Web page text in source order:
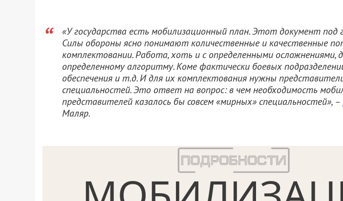
«У государства есть мобилизационный план. Этот документ под
Силы обороны ясно понимают количественные и качественные
комплектовании. Работа, хоть и с определенными осложнениями,
определенному алгоритму. Коме фактически боевых
обеспечения и т.д. И для их комплектования нужны
специальностей. Это ответ на вопрос: в чем необходимость
представителей казалось бы совсем «мирных» специальностей», –
Маляр.